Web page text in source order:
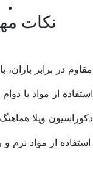
نکات